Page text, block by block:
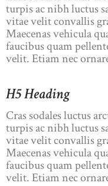
turpis ac nibh luctus
vitae velit convallis
Maecenas vehicula
faucibus quam
velit. Etiam nec
H5 Heading
Cras sodales luctus
turpis ac nibh luctus
vitae velit convallis
Maecenas vehicula
faucibus quam
velit. Etiam nec